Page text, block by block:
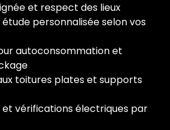
et respect des lieux
personnalisée selon vos
autoconsommation et
toitures plates et supports
et vérifications électriques par